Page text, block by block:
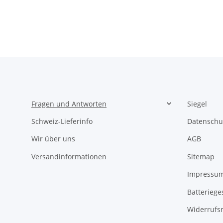
Fragen und Antworten
Schweiz-Lieferinfo
Wir über uns
Versandinformationen
Siegel
AGB
Sitemap